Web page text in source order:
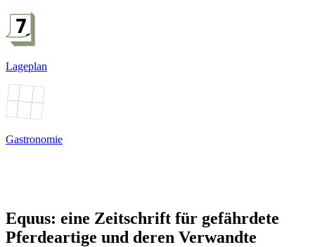
Lageplan
Gastronomie
Equus: eine Zeitschrift für gefährdete
Pferdeartige und deren Verwandte